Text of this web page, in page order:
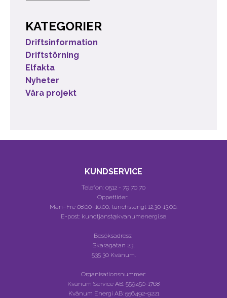
KATEGORIER
Driftsinformation
Driftstörning
Elfakta
Nyheter
Våra projekt
KUNDSERVICE
Telefon: 0512 - 79 70 70
Öppettider:
Mån–Fre 08.00–16.00, lunchstängt 12.30-13.00.
E-post: kundtjanst@kvanumenergi.se
Besöksadress:
Skaragatan 23,
535 30 Kvänum.
Organisationsnummer:
Kvänum Service AB: 559450-1768
Kvänum Energi AB: 556492-9221